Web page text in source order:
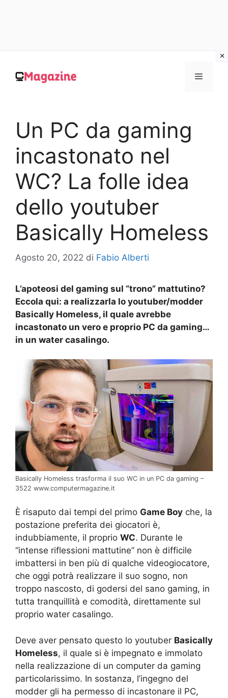
contenuto
MENU
Un PC da gaming
incastonato nel
WC? La folle idea
dello youtuber
Basically Homeless
Agosto 20, 2022 di Fabio Alberti
L’apoteosi del gaming sul “trono” mattutino?
Eccola qui: a realizzarla lo youtuber/modder
Basically Homeless, il quale avrebbe
incastonato un vero e proprio PC da gaming…
in un water casalingo.
Basically Homeless trasforma il suo WC in un PC da gaming –
3522 www.computermagazine.it
È risaputo dai tempi del primo Game Boy che, la
postazione preferita dei giocatori è,
indubbiamente, il proprio WC. Durante le
“intense riflessioni mattutine” non è difficile
imbattersi in ben più di qualche videogiocatore,
che oggi potrà realizzare il suo sogno, non
troppo nascosto, di godersi del sano gaming, in
tutta tranquillità e comodità, direttamente sul
proprio water casalingo.
Deve aver pensato questo lo youtuber Basically
Homeless, il quale si è impegnato e immolato
nella realizzazione di un computer da gaming
particolarissimo. In sostanza, l’ingegno del
modder gli ha permesso di incastonare il PC,